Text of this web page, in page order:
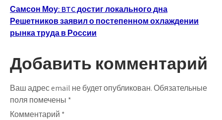
Навигация
по
Самсон Моу: BTC достиг локального дна
Решетников заявил о постепенном охлаждении
рынка труда в России
Добавить комментарий
Ваш адрес email не будет опубликован.Обязательные
поля помечены *
Комментарий *